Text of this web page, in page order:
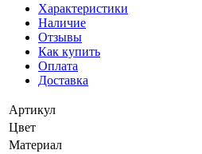
Характеристики
Наличие
Отзывы
Как купить
Оплата
Доставка
Артикул
Цвет
Материал